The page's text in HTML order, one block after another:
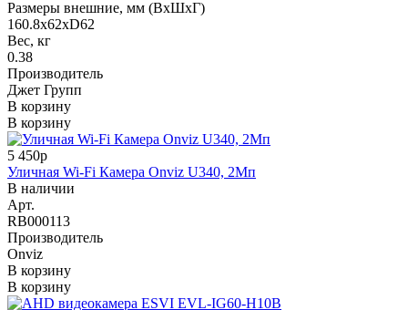
Размеры внешние, мм (ВхШхГ)
160.8х62хD62
Вес, кг
0.38
Производитель
Джет Групп
В корзину
В корзину
5 450р
Уличная Wi-Fi Камера Onviz U340, 2Мп
В наличии
Арт.
RB000113
Производитель
Onviz
В корзину
В корзину